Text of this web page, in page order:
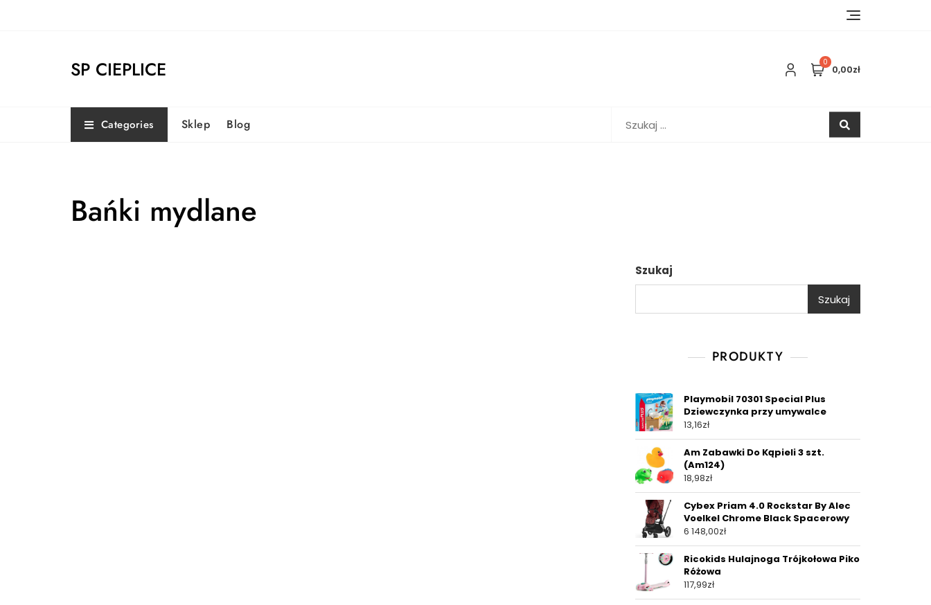
SP CIEPLICE 0
0,00zł
Categories Sklep Blog
Bańki mydlane
Szukaj
Szukaj
PRODUKTY
Playmobil 70301 Special Plus
Dziewczynka przy umywalce
13,16zł
Am Zabawki Do Kąpieli 3 szt.
(Am124)
18,98zł
Cybex Priam 4.0 Rockstar By Alec
Voelkel Chrome Black Spacerowy
6 148,00zł
Ricokids Hulajnoga Trójkołowa Piko
Różowa
117,99zł